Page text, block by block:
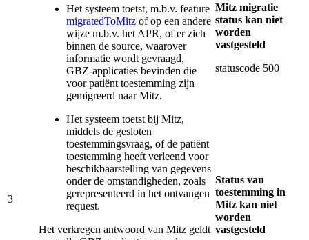
3
Het systeem toetst, m.b.v. feature
migratedToMitz of op een andere
wijze m.b.v. het APR, of er zich
binnen de source, waarover
informatie wordt gevraagd,
GBZ-applicaties bevinden die
voor patiënt toestemming zijn
gemigreerd naar Mitz.
Het systeem toetst bij Mitz,
middels de gesloten
toestemmingsvraag, of de patiënt
toestemming heeft verleend voor
beschikbaarstelling van gegevens
onder de omstandigheden, zoals
gerepresenteerd in het ontvangen
request.
Het verkregen antwoord van Mitz geldt
Mitz migratie
status kan niet
worden
vastgesteld
statuscode 500
Status van
toestemming in
Mitz kan niet
worden
vastgesteld